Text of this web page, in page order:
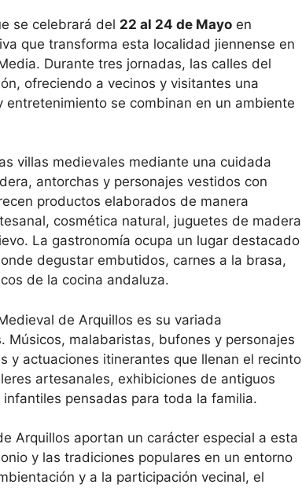
se celebrará del 22 al 24 de Mayo en
que transforma esta localidad jiennense en
Durante tres jornadas, las calles del
ofreciendo a vecinos y visitantes una
se combinan en un ambiente
villas medievales mediante una cuidada
antorchas y personajes vestidos con
productos elaborados de manera
cosmética natural, juguetes de madera
La gastronomía ocupa un lugar destacado
degustar embutidos, carnes a la brasa,
de la cocina andaluza.
de Arquillos es su variada
malabaristas, bufones y personajes
y actuaciones itinerantes que llenan el recinto
artesanales, exhibiciones de antiguos
pensadas para toda la familia.
Arquillos aportan un carácter especial a esta
y las tradiciones populares en un entorno
y a la participación vecinal, el